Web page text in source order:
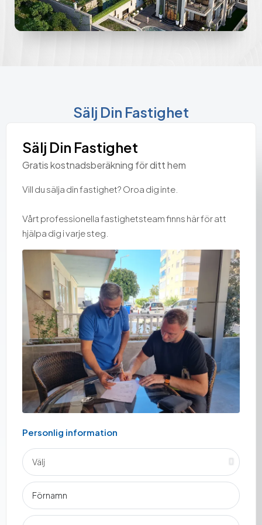
Sälj Din Fastighet
Sälj Din Fastighet
Gratis kostnadsberäkning för ditt hem
Vill du sälja din fastighet? Oroa dig inte.
Vårt professionella fastighetsteam finns här för att
hjälpa dig i varje steg.
Personlig information